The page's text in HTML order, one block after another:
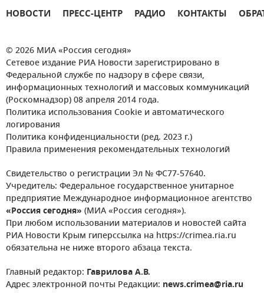
НОВОСТИ ПРЕСС-ЦЕНТР РАДИО КОНТАКТЫ
© 2026 МИА «Россия сегодня»
Сетевое издание РИА Новости зарегистрировано в
Федеральной службе по надзору в сфере связи,
информационных технологий и массовых коммуникаций
(Роскомнадзор) 08 апреля 2014 года.
Политика использования Cookie и автоматического
логирования
Политика конфиденциальности (ред. 2023 г.)
Правила применения рекомендательных технологий
Свидетельство о регистрации Эл № ФС77-57640.
Учредитель: Федеральное государственное унитарное
предприятие Международное информационное агентство
«Россия сегодня» (МИА «Россия сегодня»).
При любом использовании материалов и новостей сайта
РИА Новости Крым гиперссылка на https://crimea.ria.ru
обязательна не ниже второго абзаца текста.
Главный редактор: Гаврилова А.В.
Адрес электронной почты Редакции: news.crimea@ria.ru